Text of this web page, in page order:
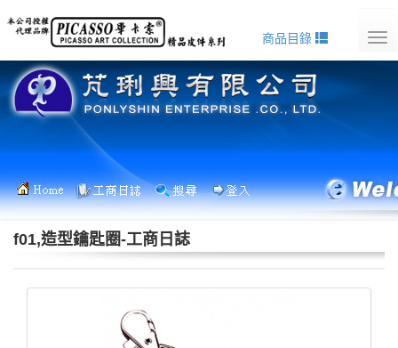
商品目錄
f01,造型鑰匙圈-工商日誌